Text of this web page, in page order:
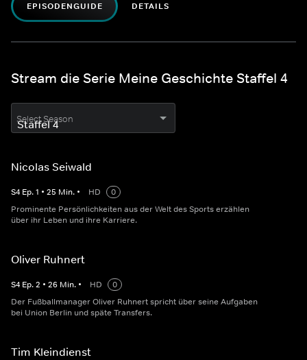
EPISODENGUIDE DETAILS
Stream die Serie Meine Geschichte Staffel 4
Select Season
Nicolas Seiwald
S4 Ep.1 • 25 Min. • HD
0
Prominente Persönlichkeiten aus der Welt des Sports erzählen
über ihr Leben und ihre Karriere.
Oliver Ruhnert
S4 Ep.2 • 26 Min. • HD
0
Der Fußballmanager Oliver Ruhnert spricht über seine Aufgaben
bei Union Berlin und späte Transfers.
Tim Kleindienst